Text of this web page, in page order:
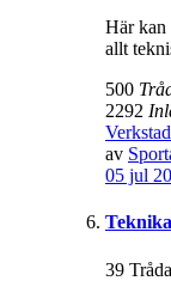
Här kan
allt
500
2292
av
05 jul
39